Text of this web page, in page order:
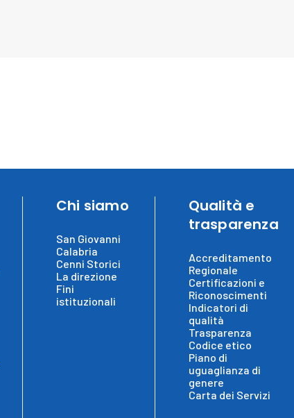
Chi siamo
San Giovanni
Calabria
Cenni Storici
La direzione
Fini
istituzionali
Qualità e
trasparenza
Accreditamento
Regionale
Certificazioni e
Riconoscimenti
Indicatori di
qualità
Trasparenza
Codice etico
Piano di
uguaglianza di
genere
Carta dei Servizi